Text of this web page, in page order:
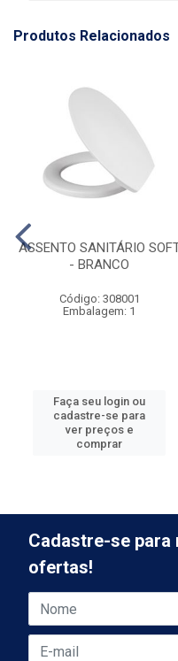
Produtos Relacionados
ASSENTO SANITÁRIO
- BRANCO
Código: 308001
Embalagem: 1
Faça seu login ou
cadastre-se para
ver preços e
comprar
Cadastre-se para
ofertas!